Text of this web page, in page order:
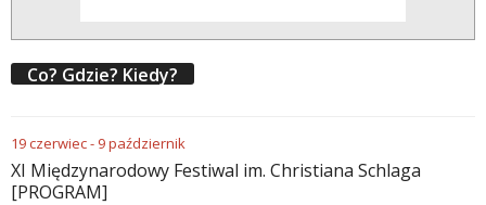
Co? Gdzie? Kiedy?
19czerwiec- 9październik
XI Międzynarodowy Festiwal im. Christiana Schlaga
[PROGRAM]